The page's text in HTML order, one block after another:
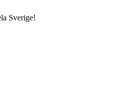
Sverige!